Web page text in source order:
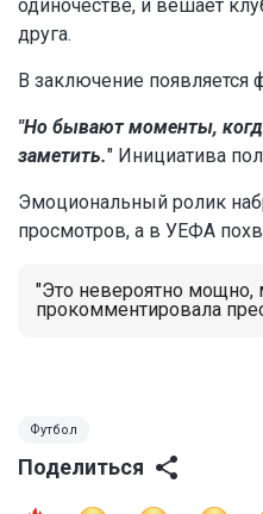
одиночестве, и вешает
друга.
В заключение появляется
"Но бывают моменты,
заметить." Инициатива
Эмоциональный ролик
просмотров, а в УЕФА
"Это невероятно
прокомментировала
Футбол
Поделиться